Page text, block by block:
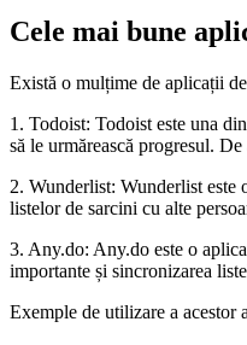
Cele mai bune
Există o mulțime de aplicații
1. Todoist: Todoist este una
să le urmărească progresul.
2. Wunderlist: Wunderlist este
listelor de sarcini cu alte
3. Any.do: Any.do este o
importante și sincronizarea
Exemple de utilizare a acestor